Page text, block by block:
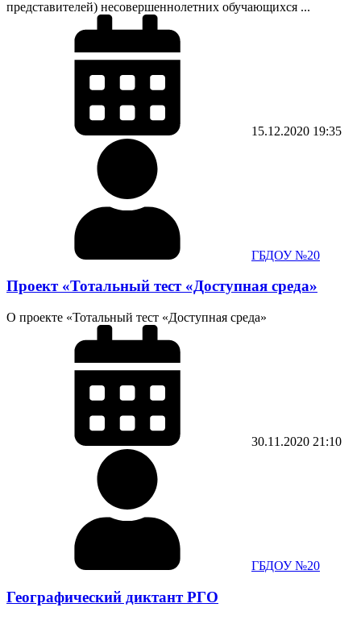
представителей) несовершеннолетних обучающихся ...
15.12.2020 19:35
ГБДОУ №20
Проект «Тотальный тест «Доступная среда»
О проекте «Тотальный тест «Доступная среда»
30.11.2020 21:10
ГБДОУ №20
Географический диктант РГО